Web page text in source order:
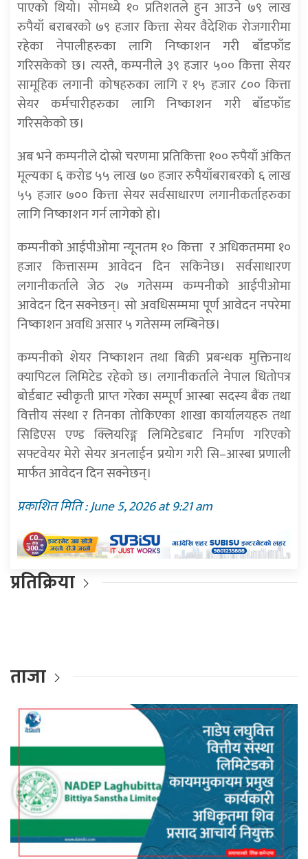
पाएको थियो। सोमध्ये १० प्रतिशतले हुन आउने ७९ लाख
रुपैयाँ बराबरको ७९ हजार कित्ता सेयर वैदेशिक रोजगारीमा
रहेका नेपालीहरुका लागि निष्काशन गरी बाँडफाँड
गरिसकेको छ। त्यस्तै, कम्पनीले ३९ हजार ५०० कित्ता सेयर
सामूहिक लगानी कोषहरुका लागि र १५ हजार ८०० कित्ता
सेयर कर्मचारीहरुका लागि निष्काशन गरी बाँडफाँड
गरिसकेको छ।
अब भने कम्पनीले दोस्रो चरणमा प्रतिकित्ता १०० रुपैयाँ अंकित
मूल्यका ६ करोड ५५ लाख ७० हजार रुपैयाँबराबरको ६ लाख
५५ हजार ७०० कित्ता सेयर सर्वसाधारण लगानीकर्ताहरुका
लागि निष्काशन गर्न लागेको हो।
कम्पनीको आईपीओमा न्यूनतम १० कित्ता र अधिकतममा १०
हजार कित्तासम्म आवेदन दिन सकिनेछ। सर्वसाधारण
लगानीकर्ताले जेठ २७ गतेसम्म कम्पनीको आईपीओमा
आवेदन दिन सक्नेछन्। सो अवधिसम्ममा पूर्ण आवेदन नपरेमा
निष्काशन अवधि असार ५ गतेसम्म लम्बिनेछ।
कम्पनीको शेयर निष्काशन तथा बिक्री प्रबन्धक मुक्तिनाथ
क्यापिटल लिमिटेड रहेको छ। लगानीकर्ताले नेपाल धितोपत्र
बोर्डबाट स्वीकृती प्राप्त गरेका सम्पूर्ण आस्बा सदस्य बैंक तथा
वित्तीय संस्था र तिनका तोकिएका शाखा कार्यालयहरु तथा
सिडिएस एण्ड क्लियरिङ्ग लिमिटेडबाट निर्माण गरिएको
सफ्टवेयर मेरो सेयर अनलाईन प्रयोग गरी सि–आस्बा प्रणाली
मार्फत आवेदन दिन सक्नेछन्।
प्रकाशित मिति : June 5, 2026 at 9:21 am
प्रतिक्रिया
ताजा